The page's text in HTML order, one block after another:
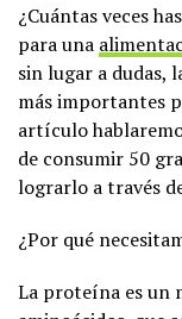
¿Cuántas veces
para una
sin lugar a dudas,
más importantes
artículo
de consumir 50
lograrlo a través
¿Por qué
La proteína es un